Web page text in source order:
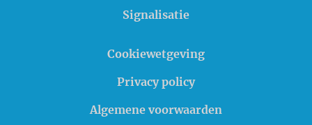
Signalisatie
Cookiewetgeving
Privacy policy
Algemene voorwaarden